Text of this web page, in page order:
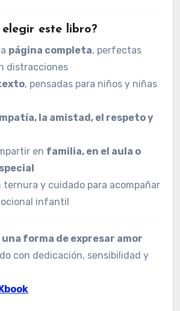
elegir este libro?
página completa, perfectas
distracciones
, pensadas para niños y niñas
la amistad, el respeto y
en familia, en el aula o
ternura y cuidado para acompañar
infantil
una forma de expresar amor
con dedicación, sensibilidad y